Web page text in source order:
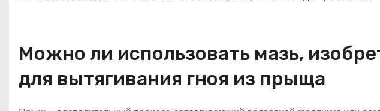
Можно ли использовать мазь,
для вытягивания гноя из прыща